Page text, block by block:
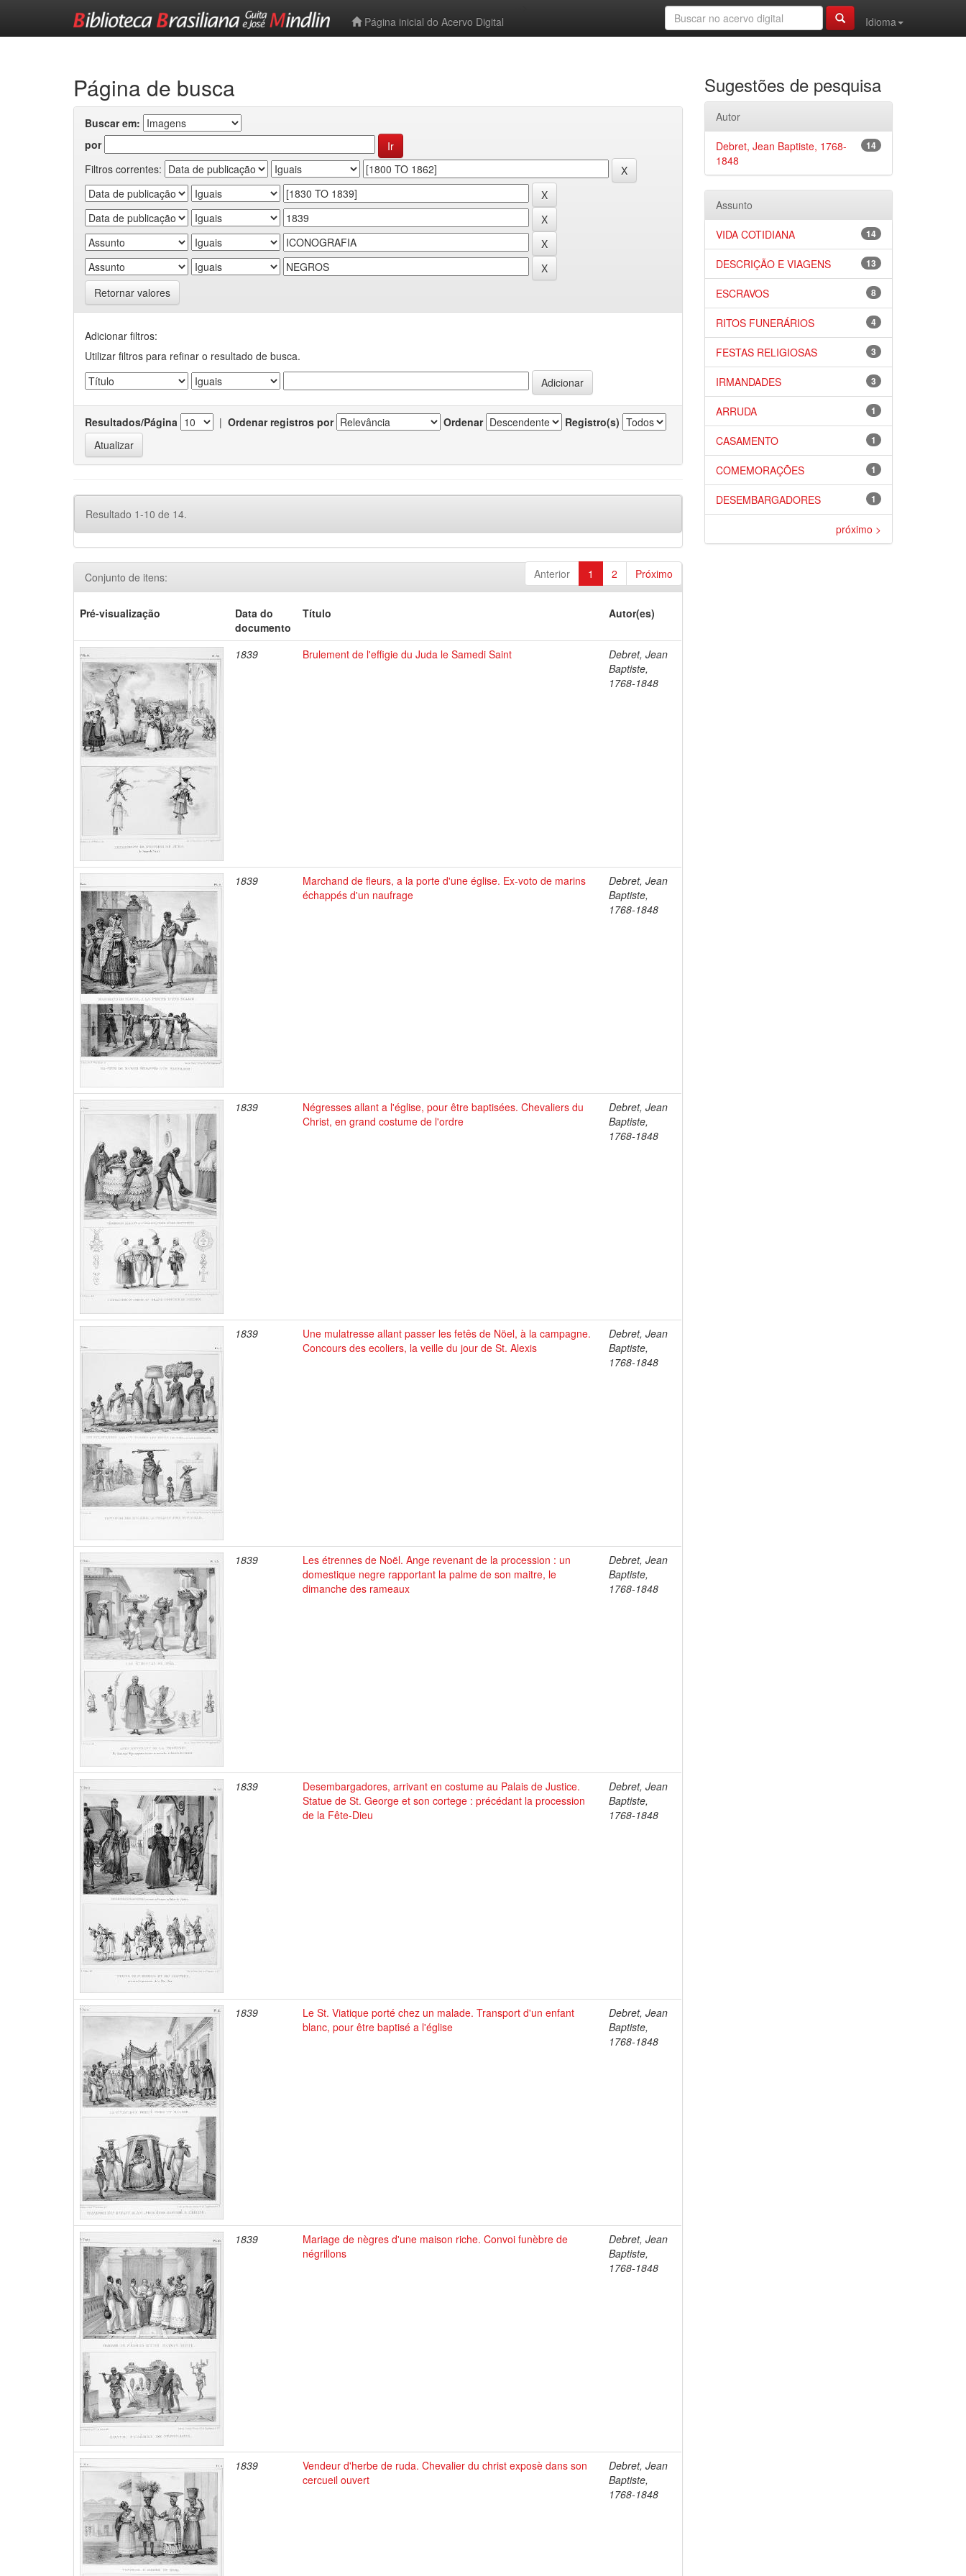
Página inicial do Acervo Digital
Idioma
Página de busca
Buscar em:
por
Filtros correntes:
Retornar valores
Adicionar filtros:
Utilizar filtros para refinar o resultado de busca.
Resultados/Página | Ordenar registros por Ordenar Registro(s)
Resultado 1-10 de 14.
Anterior 1 2 Próximo
Conjunto de itens:
Pré-visualização
Data do
documento
Título Autor(es)
1839 Brulement de l'effigie du Juda le Samedi Saint
Debret, Jean
Baptiste,
1768-1848
1839
Marchand de fleurs, a la porte d'une église. Ex-voto de marins
échappés d'un naufrage
Debret, Jean
Baptiste,
1768-1848
1839
Négresses allant a l'église, pour être baptisées. Chevaliers du
Christ, en grand costume de l'ordre
Debret, Jean
Baptiste,
1768-1848
1839
Une mulatresse allant passer les fetês de Nöel, à la campagne.
Concours des ecoliers, la veille du jour de St. Alexis
Debret, Jean
Baptiste,
1768-1848
1839
Les étrennes de Noël. Ange revenant de la procession : un
domestique negre rapportant la palme de son maitre, le
dimanche des rameaux
Debret, Jean
Baptiste,
1768-1848
1839
Desembargadores, arrivant en costume au Palais de Justice.
Statue de St. George et son cortege : précédant la procession
de la Fête-Dieu
Debret, Jean
Baptiste,
1768-1848
1839
Le St. Viatique porté chez un malade. Transport d'un enfant
blanc, pour être baptisé a l'église
Debret, Jean
Baptiste,
1768-1848
1839
Mariage de nègres d'une maison riche. Convoi funèbre de
négrillons
Debret, Jean
Baptiste,
1768-1848
1839
Vendeur d'herbe de ruda. Chevalier du christ exposè dans son
cercueil ouvert
Debret, Jean
Baptiste,
1768-1848
Sugestões de pesquisa
Autor
14
Debret, Jean Baptiste, 1768-
1848
Assunto
14
VIDA COTIDIANA
13
DESCRIÇÃO E VIAGENS
8
ESCRAVOS
4
RITOS FUNERÁRIOS
3
FESTAS RELIGIOSAS
3
IRMANDADES
1
ARRUDA
1
CASAMENTO
1
COMEMORAÇÕES
1
DESEMBARGADORES
próximo >